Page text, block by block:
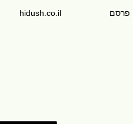
hidush.co.il